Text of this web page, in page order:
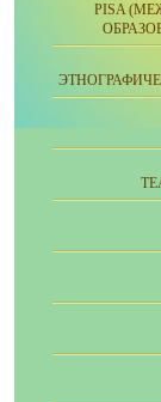
PISA